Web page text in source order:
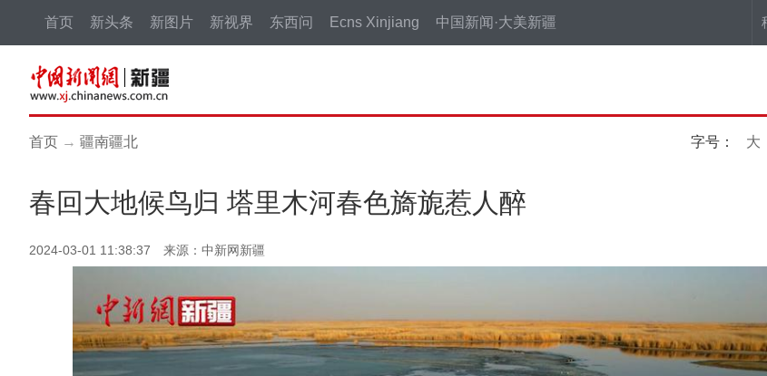
首页 新头条 新图片 新视界 东西问 Ecns Xinjiang 中国新闻·大美新疆
首页 → 疆南疆北 字号： 大
春回大地候鸟归 塔里木河春色旖旎惹人醉
2024-03-01 11:38:37 来源：中新网新疆